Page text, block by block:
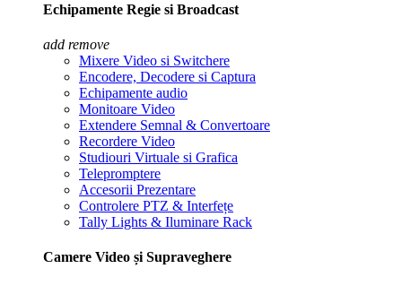
Echipamente Regie si Broadcast
add remove
Mixere Video si Switchere
Encodere, Decodere si Captura
Echipamente audio
Monitoare Video
Extendere Semnal & Convertoare
Recordere Video
Studiouri Virtuale si Grafica
Telepromptere
Accesorii Prezentare
Controlere PTZ & Interfețe
Tally Lights & Iluminare Rack
Camere Video și Supraveghere